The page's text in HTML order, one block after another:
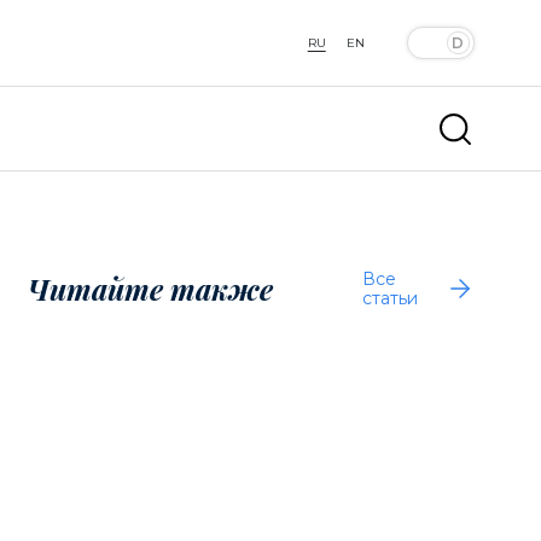
RU EN
Читайте также
Все
статьи